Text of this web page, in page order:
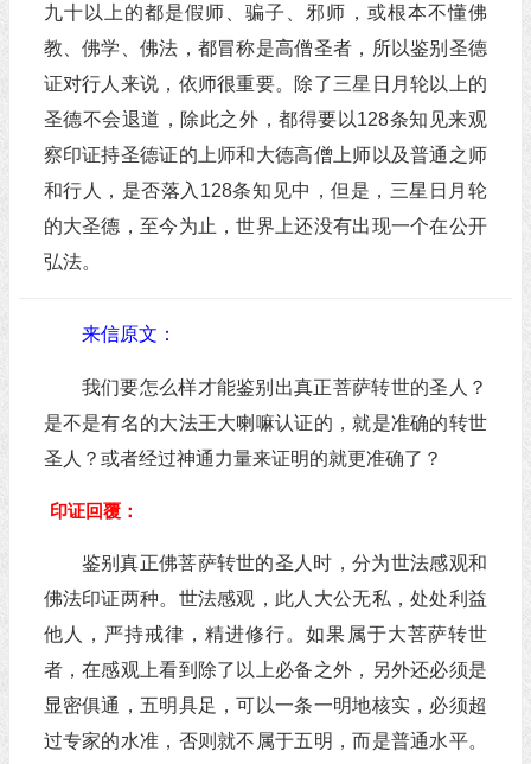
九十以上的都是假师、骗子、邪师，或根本不懂佛
教、佛学、佛法，都冒称是高僧圣者，所以鉴别圣德
证对行人来说，依师很重要。除了三星日月轮以上的
圣德不会退道，除此之外，都得要以128条知见来观
察印证持圣德证的上师和大德高僧上师以及普通之师
和行人，是否落入128条知见中，但是，三星日月轮
的大圣德，至今为止，世界上还没有出现一个在公开
弘法。
来信原文：
我们要怎么样才能鉴别出真正菩萨转世的圣人？
是不是有名的大法王大喇嘛认证的，就是准确的转世
圣人？或者经过神通力量来证明的就更准确了？
印证回覆：
鉴别真正佛菩萨转世的圣人时，分为世法感观和
佛法印证两种。世法感观，此人大公无私，处处利益
他人，严持戒律，精进修行。如果属于大菩萨转世
者，在感观上看到除了以上必备之外，另外还必须是
显密俱通，五明具足，可以一条一明地核实，必须超
过专家的水准，否则就不属于五明，而是普通水平。